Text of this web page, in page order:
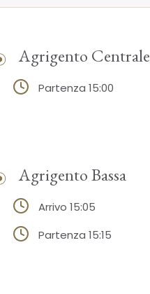
Agrigento Centrale
Partenza 15:00
Agrigento Bassa
Arrivo 15:05
Partenza 15:15